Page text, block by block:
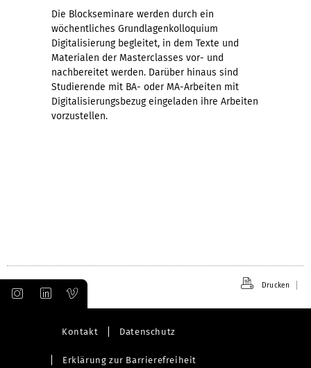
Die Blockseminare werden durch ein
wöchentliches Grundlagenkolloquium
Digitalisierung begleitet, in dem Texte und
Materialen der Masterclasses vor- und
nachbereitet werden. Darüber hinaus sind
Studierende mit BA- oder MA-Arbeiten mit
Digitalisierungsbezug eingeladen ihre Arbeiten
vorzustellen.
Drucken
Kontakt Datenschutz
Erklärung zur Barrierefreiheit